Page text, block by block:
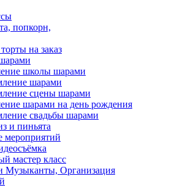
попкорн,
на заказ
школы шарами
шарами
сцены шарами
шарами на день рождения
свадьбы шарами
и пиньята
мероприятий
мастер класс
Музыканты, Организация